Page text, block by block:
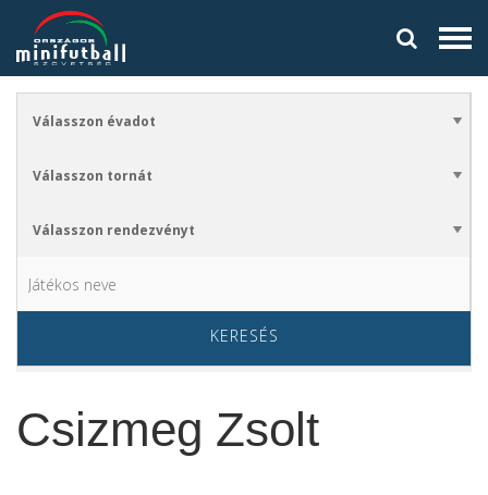
KERESÉS
Csizmeg Zsolt